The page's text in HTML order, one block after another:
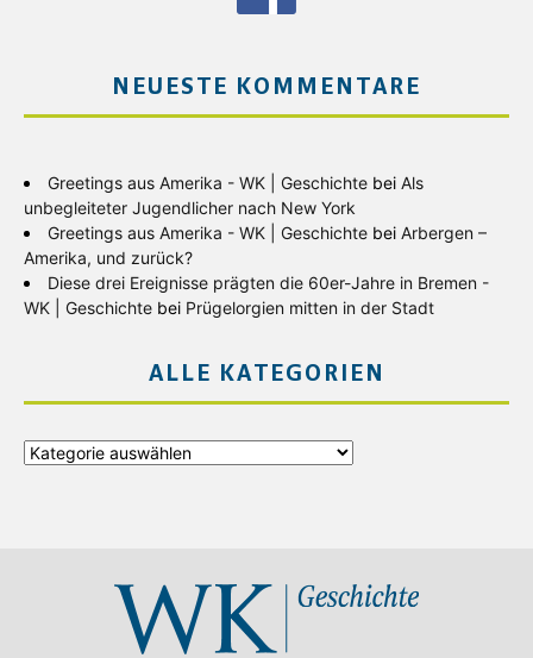
NEUESTE KOMMENTARE
Greetings aus Amerika - WK | Geschichte bei Als
unbegleiteter Jugendlicher nach New York
Greetings aus Amerika - WK | Geschichte bei Arbergen –
Amerika, und zurück?
Diese drei Ereignisse prägten die 60er-Jahre in Bremen -
WK | Geschichte bei Prügelorgien mitten in der Stadt
ALLE KATEGORIEN
Alle